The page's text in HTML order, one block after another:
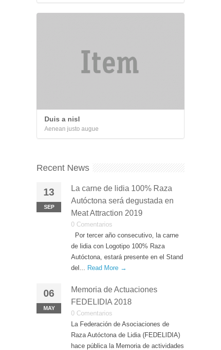
Duis a nisl
Aenean justo augue
Recent News
13
SEP
La carne de lidia 100% Raza
Autóctona será degustada en
Meat Attraction 2019
0 Comentarios
Por tercer año consecutivo, la carne
de lidia con Logotipo 100% Raza
Autóctona, estará presente en el Stand
del... Read More →
06
MAY
Memoria de Actuaciones
FEDELIDIA 2018
0 Comentarios
La Federación de Asociaciones de
Raza Autóctona de Lidia (FEDELIDIA)
hace pública la Memoria de actividades